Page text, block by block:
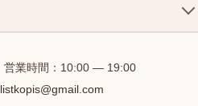
営業時間：10:00 — 19:00
listkopis@gmail.com